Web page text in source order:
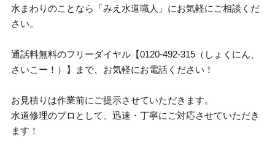
水まわりのことなら「みえ水道職人」にお気軽にご相談くだ
さい。
通話料無料のフリーダイヤル【0120-492-315（しょくにん、
さいこー！）】まで、お気軽にお電話ください！
お見積りは作業前にご提示させていただきます。
水道修理のプロとして、迅速・丁寧にご対応させていただき
ます！